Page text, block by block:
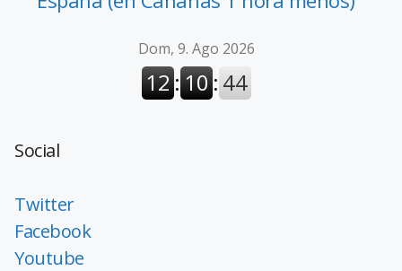
Social
Twitter
Facebook
Youtube